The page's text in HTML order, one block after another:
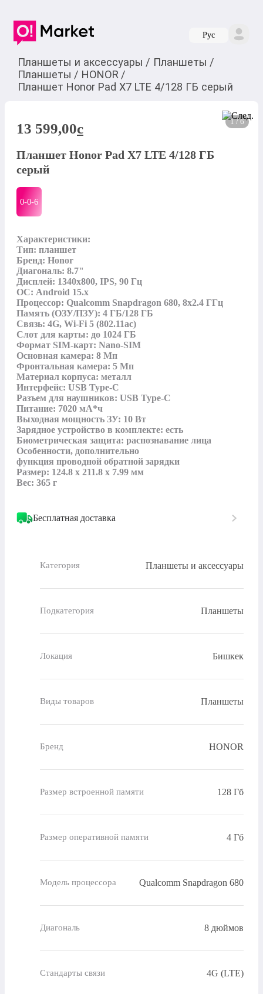
Руc
Планшеты и аксессуары / Планшеты /
Планшеты / HONOR /
Планшет Honor Pad X7 LTE 4/128 ГБ серый
1 / 6
13 599,00c
Планшет Honor Pad X7 LTE 4/128 ГБ
серый
0-0-6
Характеристики:
Тип: планшет
Бренд: Honor
Диагональ: 8.7"
Дисплей: 1340x800, IPS, 90 Гц
ОС: Android 15.x
Процессор: Qualcomm Snapdragon 680, 8x2.4 ГГц
Память (ОЗУ/ПЗУ): 4 ГБ/128 ГБ
Связь: 4G, Wi-Fi 5 (802.11ac)
Слот для карты: до 1024 ГБ
Формат SIM-карт: Nano-SIM
Основная камера: 8 Мп
Фронтальная камера: 5 Мп
Материал корпуса: металл
Интерфейс: USB Type-C
Разъем для наушников: USB Type-C
Питание: 7020 мА*ч
Выходная мощность ЗУ: 10 Вт
Зарядное устройство в комплекте: есть
Биометрическая защита: распознавание лица
Особенности, дополнительно
функция проводной обратной зарядки
Размер: 124.8 x 211.8 x 7.99 мм
Вес: 365 г
Бесплатная доставка
Категория Планшеты и аксессуары
Подкатегория Планшеты
Локация Бишкек
Виды товаров Планшеты
Бренд HONOR
Размер встроенной памяти 128 Гб
Размер оперативной памяти 4 Гб
Модель процессора Qualcomm Snapdragon 680
Диагональ 8 дюймов
Стандарты связи 4G (LTE)